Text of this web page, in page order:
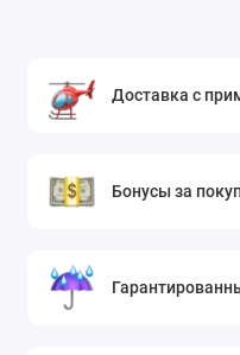
Доставка с
Бонусы за